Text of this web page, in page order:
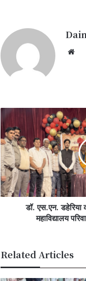
डॉ.
एस.एन.
डहेरिया
को
भावभीनी
विदाई,
केवलारी
महाविद्यालय
परिवार
डॉ. एस.एन. डहेरिया
महाविद्यालय
Related Articles